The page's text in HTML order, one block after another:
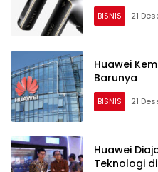
BISNIS 21
Huawei
Barunya
BISNIS 21
Huawei
Teknologi